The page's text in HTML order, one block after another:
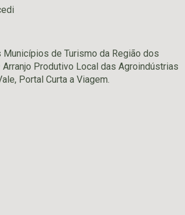
de Turismo da Região dos
Produtivo Local das Agroindústrias
Portal Curta a Viagem.